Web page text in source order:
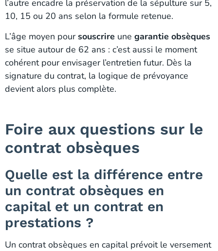
l’autre encadre la préservation de la sépulture sur 5,
10, 15 ou 20 ans selon la formule retenue.
L’âge moyen poursouscrire une garantie obsèques
se situe autour de 62 ans : c’est aussi le moment
cohérent pour envisager l’entretien futur. Dès la
signature du contrat, la logique de prévoyance
devient alors plus complète.
Foire aux questions sur le
contrat obsèques
Quelle est la différence entre
un contrat obsèques en
capital et un contrat en
prestations ?
Un contrat obsèques en capital prévoit le versement